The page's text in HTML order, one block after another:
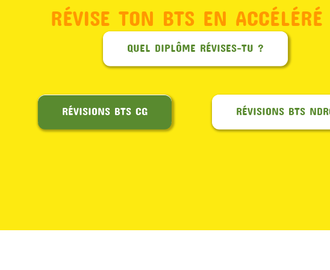
RÉVISE TON BTS EN
QUEL DIPLÔME RÉVISES-TU ?
RÉVISIONS BTS CG RÉVISIONS BTS